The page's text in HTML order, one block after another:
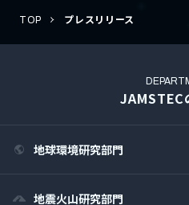
TOP プレスリリース